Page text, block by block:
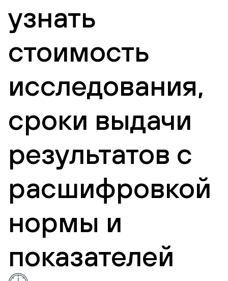
узнать
стоимость
исследования,
сроки выдачи
результатов с
расшифровкой
нормы и
показателей